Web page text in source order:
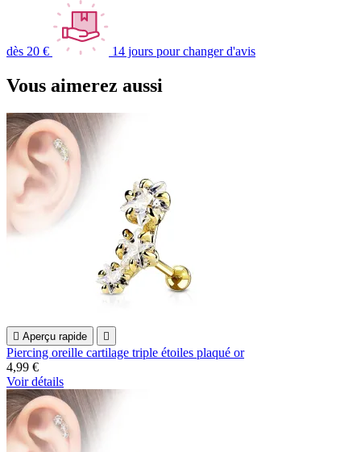
dès 20 € 14 jours pour changer d'avis
Vous aimerez aussi
 Aperçu rapide 
Piercing oreille cartilage triple étoiles plaqué or
4,99 €
Voir détails